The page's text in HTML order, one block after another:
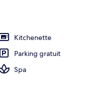
r
Kitchenette
Parking gratuit
Spa